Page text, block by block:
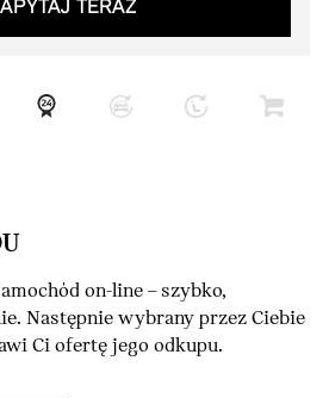
TERAZ
on-line – szybko,
Następnie wybrany przez Ciebie
Ci ofertę jego odkupu.